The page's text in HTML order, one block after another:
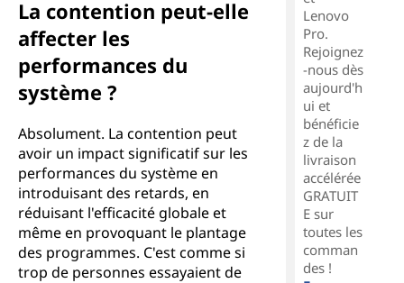
La contention peut-elle
affecter les
performances du
système ?
Absolument. La contention peut
avoir un impact significatif sur les
performances du système en
introduisant des retards, en
réduisant l'efficacité globale et
même en provoquant le plantage
des programmes. C'est comme si
trop de personnes essayaient de
Lenovo
Pro.
Rejoignez
-nous dès
aujourd'h
ui et
bénéficie
z de la
livraison
accélérée
GRATUIT
E sur
toutes les
comman
des !